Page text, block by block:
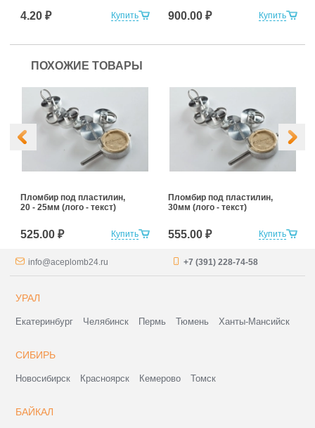
Купить
4.20 ₽ Купить
900.00 ₽
ПОХОЖИЕ ТОВАРЫ
Купить
Пломбир под пластилин,
20 - 25мм (лого - текст)
525.00 ₽ Купить
Пломбир под пластилин,
30мм (лого - текст)
555.00 ₽
info@aceplomb24.ru +7 (391) 228-74-58
УРАЛ
Екатеринбург Челябинск Пермь Тюмень Ханты-Мансийск
СИБИРЬ
Новосибирск Красноярск Кемерово Томск
БАЙКАЛ